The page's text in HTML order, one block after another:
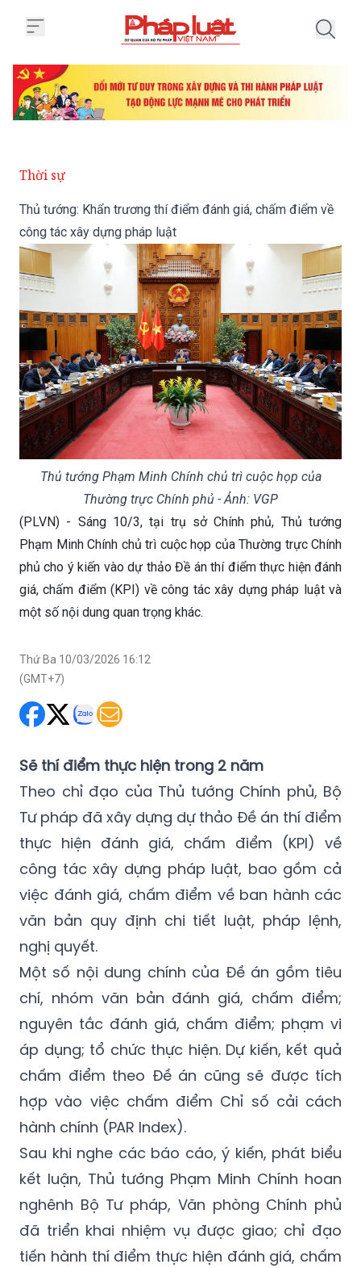
Thời sự
Thủ tướng: Khẩn trương thí điểm đánh giá, chấm điểm về
công tác xây dựng pháp luật
Thủ tướng Phạm Minh Chính chủ trì cuộc họp của
Thường trực Chính phủ - Ảnh: VGP
(PLVN) - Sáng 10/3, tại trụ sở Chính phủ, Thủ tướng
Phạm Minh Chính chủ trì cuộc họp của Thường trực Chính
phủ cho ý kiến vào dự thảo Đề án thí điểm thực hiện đánh
giá, chấm điểm (KPI) về công tác xây dựng pháp luật và
một số nội dung quan trọng khác.
Thứ Ba 10/03/2026 16:12
(GMT+7)
Sẽ thí điểm thực hiện trong 2 năm
Theo chỉ đạo của Thủ tướng Chính phủ, Bộ
Tư pháp đã xây dựng dự thảo Đề án thí điểm
thực hiện đánh giá, chấm điểm (KPI) về
công tác xây dựng pháp luật, bao gồm cả
việc đánh giá, chấm điểm về ban hành các
văn bản quy định chi tiết luật, pháp lệnh,
nghị quyết.
Một số nội dung chính của Đề án gồm tiêu
chí, nhóm văn bản đánh giá, chấm điểm;
nguyên tắc đánh giá, chấm điểm; phạm vi
áp dụng; tổ chức thực hiện. Dự kiến, kết quả
chấm điểm theo Đề án cũng sẽ được tích
hợp vào việc chấm điểm Chỉ số cải cách
hành chính (PAR Index).
Sau khi nghe các báo cáo, ý kiến, phát biểu
kết luận, Thủ tướng Phạm Minh Chính hoan
nghênh Bộ Tư pháp, Văn phòng Chính phủ
đã triển khai nhiệm vụ được giao; chỉ đạo
tiến hành thí điểm thực hiện đánh giá, chấm